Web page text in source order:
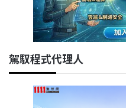
駕馭程式代理人